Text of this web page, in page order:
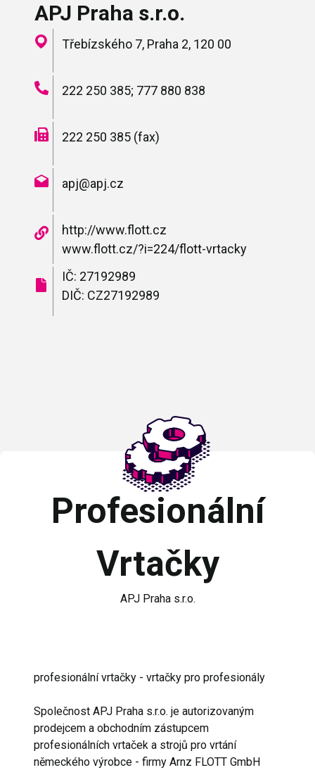
APJ Praha s.r.o.
Třebízského 7, Praha 2, 120 00
222 250 385; 777 880 838
222 250 385 (fax)
apj@apj.cz
http://www.flott.cz
www.flott.cz/?i=224/flott-vrtacky
IČ: 27192989
DIČ: CZ27192989
Profesionální
Vrtačky
APJ Praha s.r.o.
profesionální vrtačky - vrtačky pro profesionály
Společnost APJ Praha s.r.o. je autorizovaným
prodejcem a obchodním zástupcem
profesionálních vrtaček a strojů pro vrtání
německého výrobce - firmy Arnz FLOTT GmbH